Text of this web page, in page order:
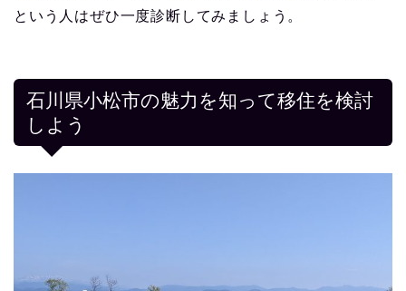
という人はぜひ一度診断してみましょう。
石川県小松市の魅力を知って移住を検討
しよう